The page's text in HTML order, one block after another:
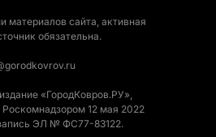
материалов сайта, активная
обязательна.
«ГородКовров.РУ»,
Роскомнадзором 12 мая 2022
ЭЛ № ФС77-83122.